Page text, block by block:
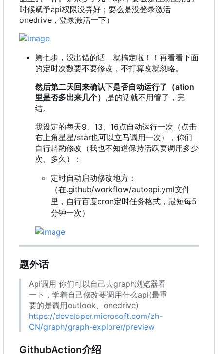
时候赋予api权限没弄好；要么是没登录激活
onedrive，登录激活一下）
第七步，没出错的话，就搞定啦！！再看看下面
的定时次数要不要修改，不打算改就忽略。
然后第二天回来确认下是否自动运行了（ation
里是否多出来几个） ,是的话就不用管了，完
结。
我设定的每天9、13、16点自动运行一次（点击
右上角星星/star也可以立马调用一次），你们
自行斟酌修改（我也不知道保持活跃要调用多少
次、多久）：
定时自动启动修改地方：
（在.github/workflow/autoapi.yml文件
里，自行百度cron定时任务格式，最短每5
分钟一次）
题外话
Api调用 你们可以自己去graph浏览器看
一下，学着自己修改要调用什么api(最重
要的是调用outlook、onedrive)
https://developer.microsoft.com/zh-
CN/graph/graph-explorer/preview
GithubAction介绍